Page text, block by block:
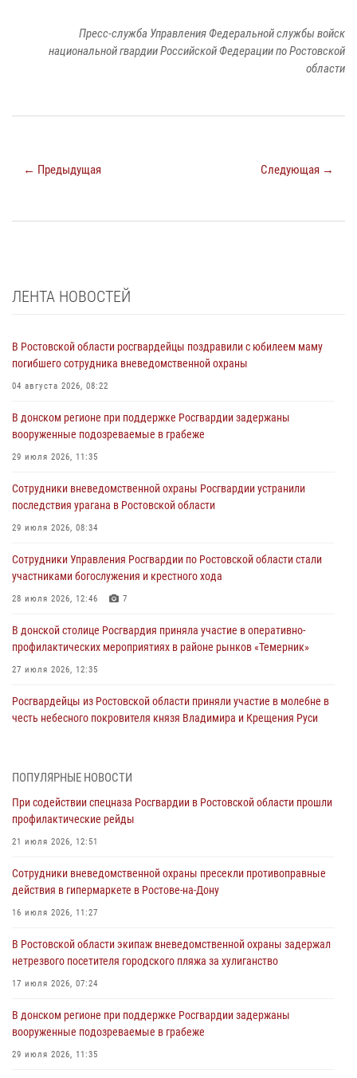
Пресс-служба Управления Федеральной службы войск
национальной гвардии Российской Федерации по Ростовской
области
← Предыдущая Следующая →
ЛЕНТА НОВОСТЕЙ
В Ростовской области росгвардейцы поздравили с юбилеем маму
погибшего сотрудника вневедомственной охраны
04 августа 2026, 08:22
В донском регионе при поддержке Росгвардии задержаны
вооруженные подозреваемые в грабеже
29 июля 2026, 11:35
Сотрудники вневедомственной охраны Росгвардии устранили
последствия урагана в Ростовской области
29 июля 2026, 08:34
Сотрудники Управления Росгвардии по Ростовской области стали
участниками богослужения и крестного хода
28 июля 2026, 12:46 7
В донской столице Росгвардия приняла участие в оперативно-
профилактических мероприятиях в районе рынков «Темерник»
27 июля 2026, 12:35
Росгвардейцы из Ростовской области приняли участие в молебне в
честь небесного покровителя князя Владимира и Крещения Руси
При содействии спецназа Росгвардии в Ростовской области прошли
21 июля 2026, 12:51
В Ростовской области экипаж вневедомственной охраны задержал
17 июля 2026, 07:24
Сотрудники вневедомственной охраны пресекли противоправные
Конкурс профессионального мастерства взрывотехников прошел в
15 июля 2026, 06:39
ПОПУЛЯРНЫЕ НОВОСТИ
При содействии спецназа Росгвардии в Ростовской области прошли
профилактические рейды
21 июля 2026, 12:51
Сотрудники вневедомственной охраны пресекли противоправные
действия в гипермаркете в Ростове-на-Дону
16 июля 2026, 11:27
В Ростовской области экипаж вневедомственной охраны задержал
нетрезвого посетителя городского пляжа за хулиганство
17 июля 2026, 07:24
В донском регионе при поддержке Росгвардии задержаны
вооруженные подозреваемые в грабеже
29 июля 2026, 11:35